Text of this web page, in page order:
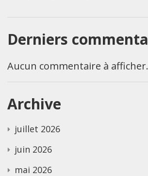
Derniers
Aucun commentaire à afficher.
Archive
juillet 2026
juin 2026
mai 2026